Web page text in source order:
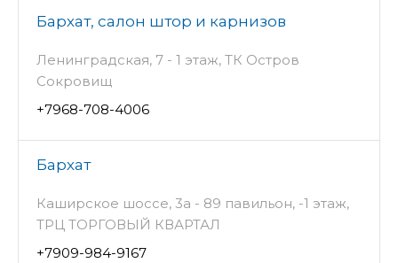
Бархат, салон штор и карнизов
Ленинградская, 7 - 1 этаж, ТК Остров
Сокровищ
+7968-708-4006
Бархат
Каширское шоссе, 3а - 89 павильон, -1 этаж,
ТРЦ ТОРГОВЫЙ КВАРТАЛ
+7909-984-9167